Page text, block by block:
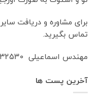
برای مشاوره و دریافت
تماس بگیرید.
مهندس اسماعیلی 09143332530
آخرین پست ها